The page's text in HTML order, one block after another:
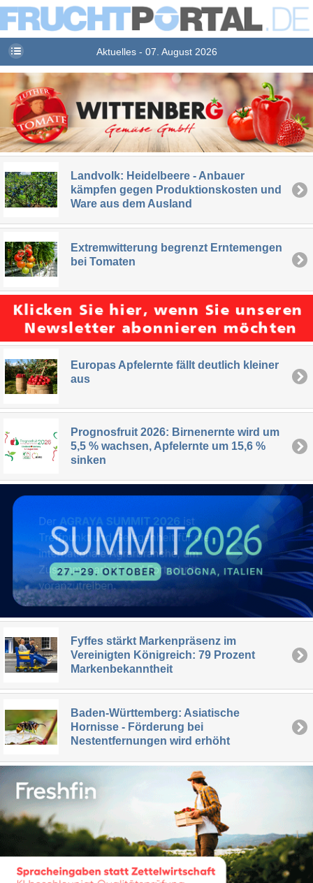
Aktuelles - 07. August 2026
Landvolk: Heidelbeere - Anbauer
kämpfen gegen Produktionskosten und
Ware aus dem Ausland
Extremwitterung begrenzt Erntemengen
bei Tomaten
Europas Apfelernte fällt deutlich kleiner
aus
Prognosfruit 2026: Birnenernte wird um
5,5 % wachsen, Apfelernte um 15,6 %
sinken
Fyffes stärkt Markenpräsenz im
Vereinigten Königreich: 79 Prozent
Markenbekanntheit
Baden-Württemberg: Asiatische
Hornisse - Förderung bei
Nestentfernungen wird erhöht